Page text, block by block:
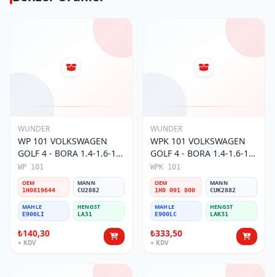
WUNDER
WP 101 VOLKSWAGEN
GOLF 4 - BORA 1.4-1.6-1.8
POLO III 1H0 819 644
Polen Filtresi
WP 101
OEM
1H0819644
MANN
CU2882
MAHLE
E900LI
HENGST
LA31
₺140,30
+ KDV
WUNDER
WPK 101 VOLKSWAGEN
GOLF 4 - BORA 1.4-1.6-1.8
POLO III KARBONLU 1H0
091 800 Polen Filtresi
WPK 101
OEM
1H0 091 800
MANN
CUK2882
MAHLE
E900LC
HENGST
LAK31
₺333,50
+ KDV